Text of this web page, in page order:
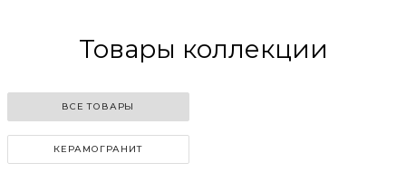
Товары коллекции
ВСЕ ТОВАРЫ
КЕРАМОГРАНИТ